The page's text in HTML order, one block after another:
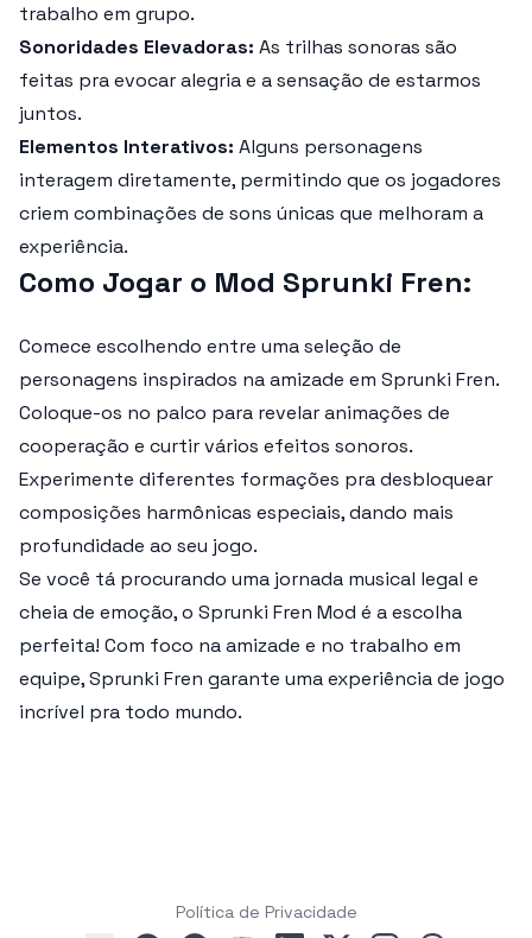
trabalho em grupo.
Sonoridades Elevadoras: As trilhas sonoras são
feitas pra evocar alegria e a sensação de estarmos
juntos.
Elementos Interativos: Alguns personagens
interagem diretamente, permitindo que os jogadores
criem combinações de sons únicas que melhoram a
experiência.
Como Jogar o Mod Sprunki Fren:
Comece escolhendo entre uma seleção de
personagens inspirados na amizade em Sprunki Fren.
Coloque-os no palco para revelar animações de
cooperação e curtir vários efeitos sonoros.
Experimente diferentes formações pra desbloquear
composições harmônicas especiais, dando mais
profundidade ao seu jogo.
Se você tá procurando uma jornada musical legal e
cheia de emoção, o Sprunki Fren Mod é a escolha
perfeita! Com foco na amizade e no trabalho em
equipe,Sprunki Fren garante uma experiência de jogo
incrível pra todo mundo.
Política de Privacidade